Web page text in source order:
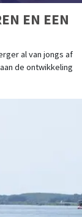
EN EEN
al van jongs af
de ontwikkeling